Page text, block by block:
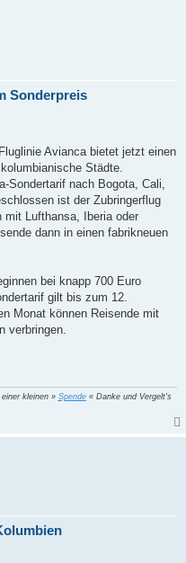
Sonderpreis
Avianca bietet jetzt einen
Städte.
Sondertarif nach Bogota, Cali,
ist der Zubringerflug
mit Lufthansa, Iberia oder
dann in einen fabrikneuen
bei knapp 700 Euro
gilt bis zum 12.
Monat können Reisende mit
verbringen.
kleinen » Spende« Danke und Vergelt's